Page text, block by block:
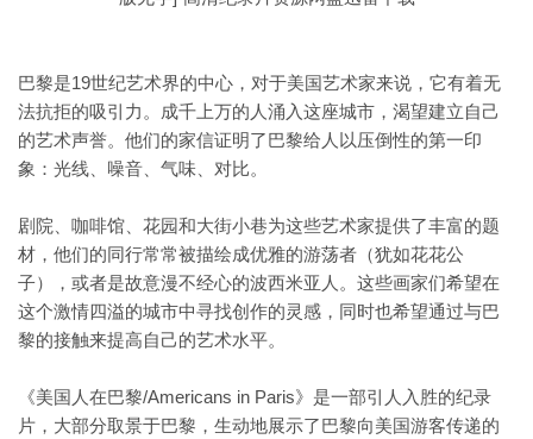
巴黎是19世纪艺术界的中心，对于美国艺术家来说，它有着无
法抗拒的吸引力。成千上万的人涌入这座城市，渴望建立自己
的艺术声誉。他们的家信证明了巴黎给人以压倒性的第一印
象：光线、噪音、气味、对比。
剧院、咖啡馆、花园和大街小巷为这些艺术家提供了丰富的题
材，他们的同行常常被描绘成优雅的游荡者（犹如花花公
子），或者是故意漫不经心的波西米亚人。这些画家们希望在
这个激情四溢的城市中寻找创作的灵感，同时也希望通过与巴
黎的接触来提高自己的艺术水平。
《美国人在巴黎/Americans in Paris》是一部引人入胜的纪录
片，大部分取景于巴黎，生动地展示了巴黎向美国游客传递的